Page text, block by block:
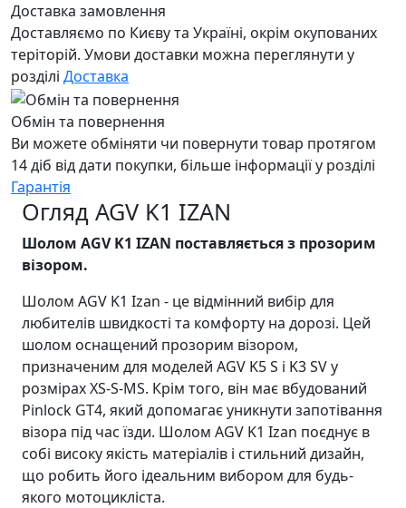
Доставка замовлення
Доставляємо по Києву та Україні, окрім окупованих
теріторій. Умови доставки можна переглянути у
розділі Доставка
Обмін та повернення
Ви можете обміняти чи повернути товар протягом
14 діб від дати покупки, більше інформації у розділі
Гарантія
Огляд AGV K1 IZAN
Шолом AGV K1 IZAN поставляється з прозорим
візором.
Шолом AGV K1 Izan - це відмінний вибір для
любителів швидкості та комфорту на дорозі. Цей
шолом оснащений прозорим візором,
призначеним для моделей AGV K5 S і K3 SV у
розмірах XS-S-MS. Крім того, він має вбудований
Pinlock GT4, який допомагає уникнути запотівання
візора під час їзди. Шолом AGV K1 Izan поєднує в
собі високу якість матеріалів і стильний дизайн,
що робить його ідеальним вибором для будь-
якого мотоцикліста.